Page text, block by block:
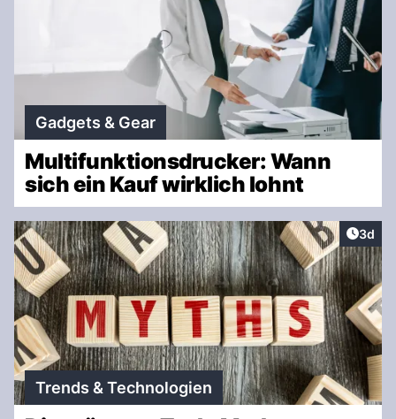
Gadgets & Gear
Multifunktionsdrucker: Wann
sich ein Kauf wirklich lohnt
3d
Trends & Technologien